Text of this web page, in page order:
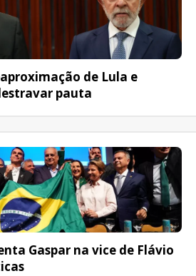
de Lula e
pauta
Gaspar na vice de Flávio